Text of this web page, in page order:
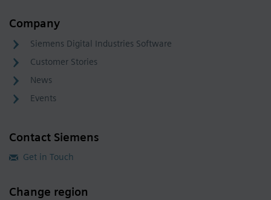
Company
Siemens Digital Industries Software
Customer Stories
News
Events
Contact Siemens
Get in Touch
Change region